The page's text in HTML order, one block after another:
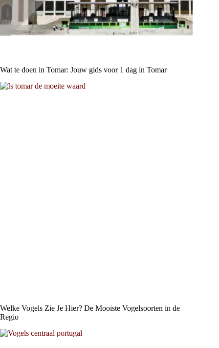
Wat te doen in Tomar: Jouw gids voor 1 dag in Tomar
Welke Vogels Zie Je Hier? De Mooiste Vogelsoorten in de
Regio